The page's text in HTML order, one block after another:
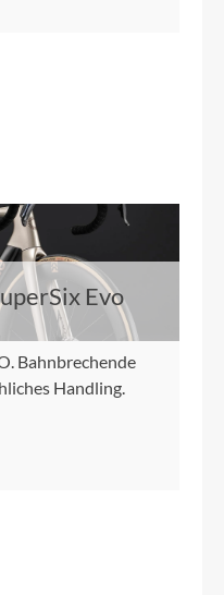
Evo
Bahnbrechende
Handling.